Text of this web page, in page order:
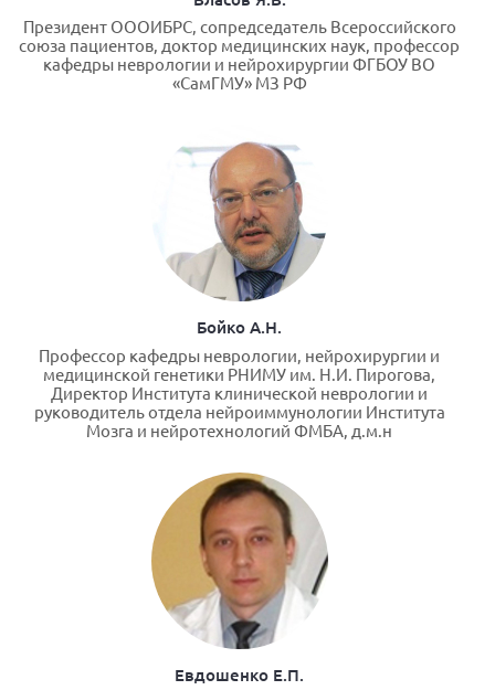
Президент ОООИБРС, сопредседатель Всероссийского
союза пациентов, доктор медицинских наук, профессор
кафедры неврологии и нейрохирургии ФГБОУ ВО
«СамГМУ» МЗ РФ
Бойко А.Н.
Профессор кафедры неврологии, нейрохирургии и
медицинской генетики РНИМУ им. Н.И. Пирогова,
Директор Института клинической неврологии и
руководитель отдела нейроиммунологии Института
Мозга и нейротехнологий ФМБА, д.м.н
Евдошенко Е.П.